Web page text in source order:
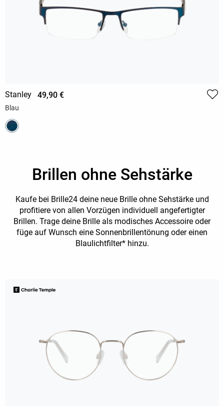
Stanley 49,90 €
Blau
Brillen ohne Sehstärke
Kaufe bei Brille24 deine neue Brille ohne Sehstärke und
profitiere von allen Vorzügen individuell angefertigter
Brillen. Trage deine Brille als modisches Accessoire oder
füge auf Wunsch eine Sonnenbrillentönung oder einen
Blaulichtfilter* hinzu.